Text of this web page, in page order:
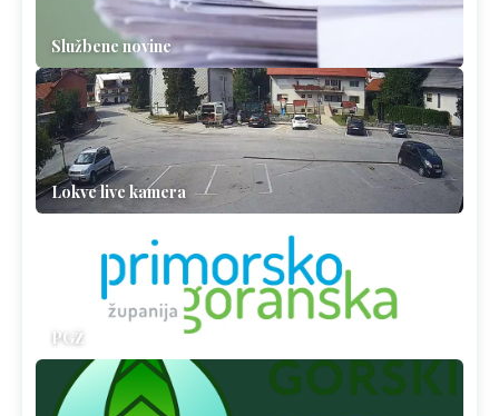
Službene novine
Lokve live kamera
PGŽ